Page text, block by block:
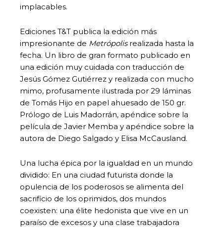
implacables.
Ediciones T&T publica la edición más
impresionante de Metrópolisrealizada hasta la
fecha. Un libro de gran formato publicado en
una edición muy cuidada con traducción de
Jesús Gómez Gutiérrez y realizada con mucho
mimo, profusamente ilustrada por 29 láminas
de Tomás Hijo en papel ahuesado de 150 gr.
Prólogo de Luis Madorrán, apéndice sobre la
película de Javier Memba y apéndice sobre la
autora de Diego Salgado y Elisa McCausland.
Una lucha épica por la igualdad en un mundo
dividido: En una ciudad futurista donde la
opulencia de los poderosos se alimenta del
sacrificio de los oprimidos, dos mundos
coexisten: una élite hedonista que vive en un
paraíso de excesos y una clase trabajadora